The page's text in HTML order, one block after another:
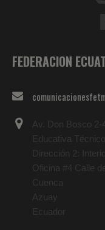
FEDERACION
Av. Don Bosco 2-
Educativa
Dirección 2:
Oficina #4 Calle
Cuenca
Azuay
Ecuador